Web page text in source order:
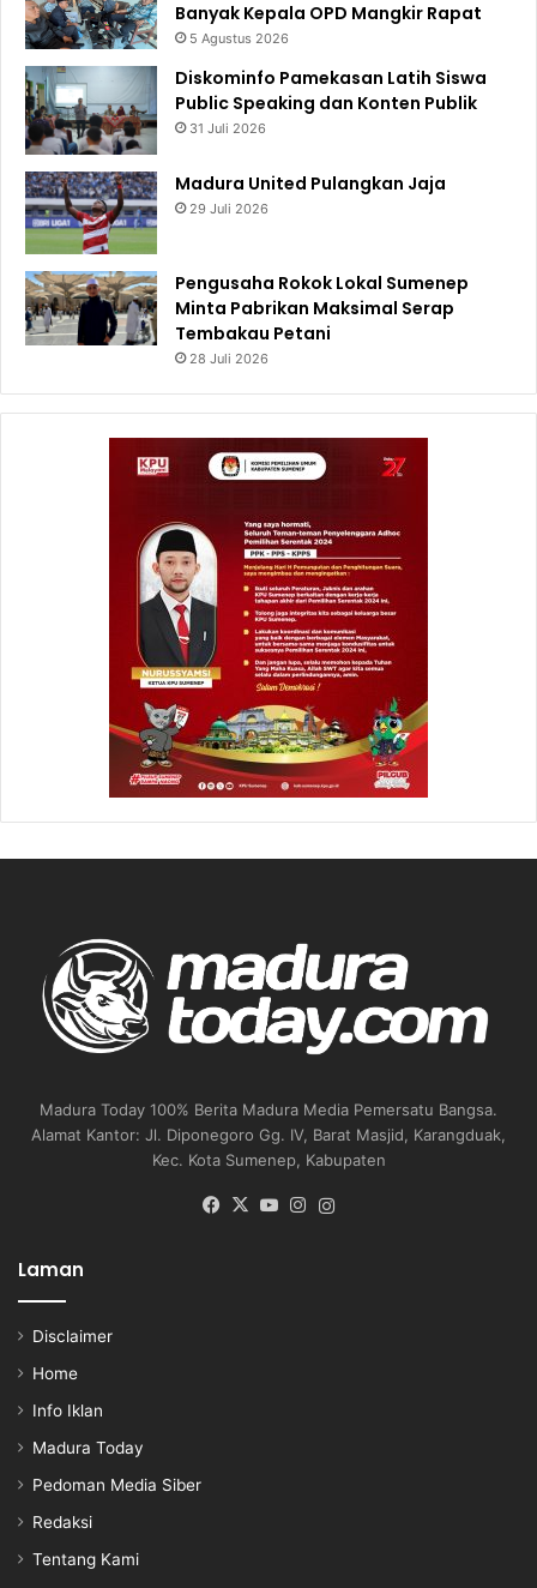
Banyak Kepala OPD Mangkir Rapat
5 Agustus 2026
Diskominfo Pamekasan Latih Siswa
Public Speaking dan Konten Publik
31 Juli 2026
Madura United Pulangkan Jaja
29 Juli 2026
Pengusaha Rokok Lokal Sumenep
Minta Pabrikan Maksimal Serap
Tembakau Petani
28 Juli 2026
Madura Today 100% Berita Madura Media Pemersatu Bangsa.
Alamat Kantor: Jl. Diponegoro Gg. IV, Barat Masjid, Karangduak,
Kec. Kota Sumenep, Kabupaten
Facebook
X YouTubeInstagram
Laman
Disclaimer
Home
Info Iklan
Madura Today
Pedoman Media Siber
Redaksi
Tentang Kami